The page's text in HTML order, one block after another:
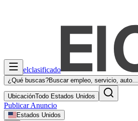
elclasificado
¿Qué buscas?Buscar empleo, servicio, auto...
UbicaciónTodo Estados Unidos
Publicar Anuncio
Estados Unidos